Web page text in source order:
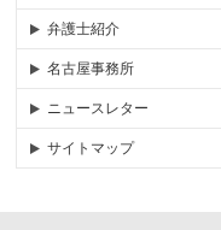
弁護士紹介
名古屋事務所
ニュースレター
サイトマップ